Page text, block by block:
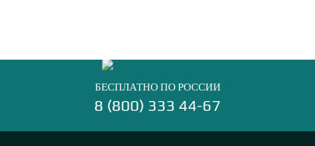
БЕСПЛАТНО ПО РОССИИ
8 (800) 333 44-67